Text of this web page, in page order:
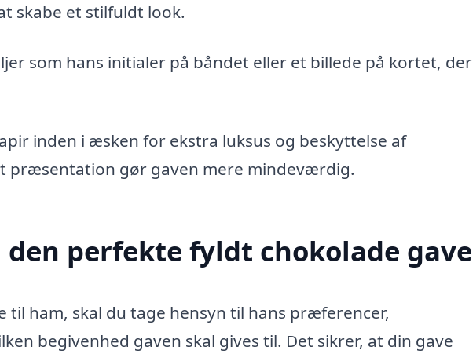
skabe et stilfuldt look.
som hans initialer på båndet eller et billede på kortet, der
inden i æsken for ekstra luksus og beskyttelse af
præsentation gør gaven mere mindeværdig.
perfekte fyldt chokolade gave
ham, skal du tage hensyn til hans præferencer,
begivenhed gaven skal gives til. Det sikrer, at din gave